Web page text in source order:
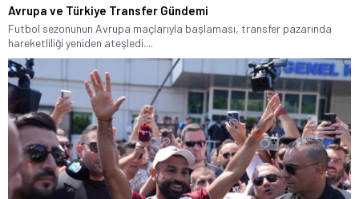
Avrupa ve Türkiye Transfer Gündemi
Futbol sezonunun Avrupa maçlarıyla başlaması, transfer pazarında
hareketliliği yeniden ateşledi....